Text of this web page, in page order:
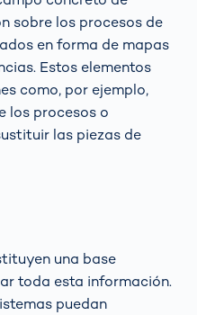
sobre los procesos de
en forma de mapas
Estos elementos
como, por ejemplo,
los procesos o
las piezas de
una base
toda esta información.
puedan